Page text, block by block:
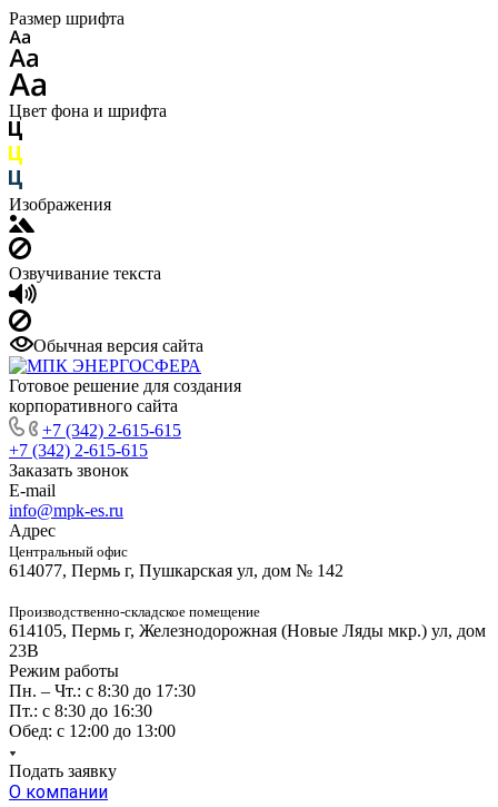
Размер шрифта
Цвет фона и шрифта
Изображения
Озвучивание текста
Обычная версия сайта
Готовое решение для создания
корпоративного сайта
+7 (342) 2-615-615
+7 (342) 2-615-615
Заказать звонок
E-mail
info@mpk-es.ru
Адрес
Центральный офис
614077, Пермь г, Пушкарская ул, дом № 142
Производственно-складское помещение
614105, Пермь г, Железнодорожная (Новые Ляды мкр.) ул, дом
23В
Режим работы
Пн. – Чт.: с 8:30 до 17:30
Пт.: с 8:30 до 16:30
Обед: с 12:00 до 13:00
Подать заявку
О компании